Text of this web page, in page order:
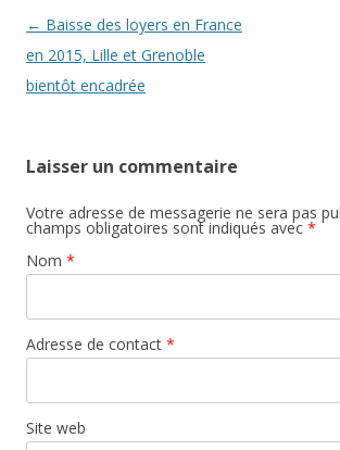
Navigation des articles
← Baisse des loyers en France
en 2015, Lille et Grenoble
bientôt encadrée
Laisser un commentaire
Votre adresse de messagerie ne sera pas
champs obligatoires sont indiqués avec *
Nom *
Adresse de contact *
Site web